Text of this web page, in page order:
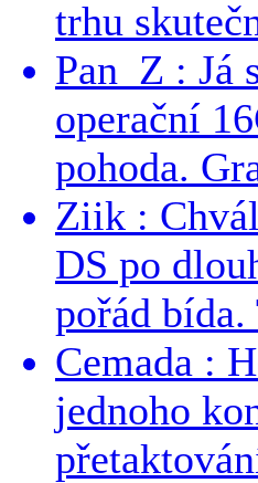
trhu
Pan_Z : Já
operační
pohoda.
Ziik :
DS po
pořád
Cemada :
jednoho